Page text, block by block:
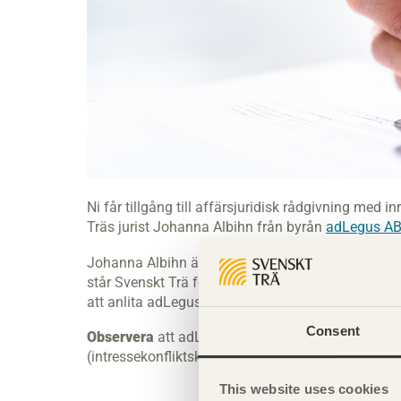
Consent
This website uses cookies
Ni får tillgång till affärsjuridisk rådgivning med
Träs jurist Johanna Albihn från byrån adLegus AB
Johanna Albihn är sedan många år verksam
står Svenskt Trä för kostnaderna för de första 45
att anlita adLegus för egen räkning.
Observera att adLegus AB vid annat än generell
(intressekonfliktskontroll).